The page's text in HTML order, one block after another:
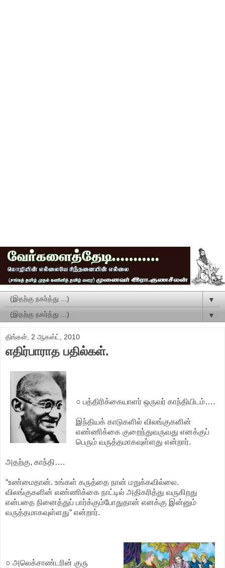
▼
▼
திங்கள், 2 ஆகஸ்ட், 2010
எதிர்பாராத பதில்கள்.
○ பத்திரிக்கையாளர் ஒருவர் காந்தியிடம்….
இந்தியக் காடுகளில் விலங்குகளின்
எண்ணிக்கை குறைந்துவருவது எனக்குப்
பெரும் வருத்தமாகவுள்ளது என்றார்.
அதற்கு, காந்தி….
“உண்மைதான். உங்கள் கருத்தை நான் மறுக்கவில்லை.
விலங்குகளின் எண்ணிக்கை நாட்டில் அதிகரித்து வருகிறது
என்பதை நினைத்துப் பார்க்கும்போதுதான் எனக்கு இன்னும்
வருத்தமாகவுள்ளது“ என்றார்.
○ அலெக்சாண்டரின் குரு